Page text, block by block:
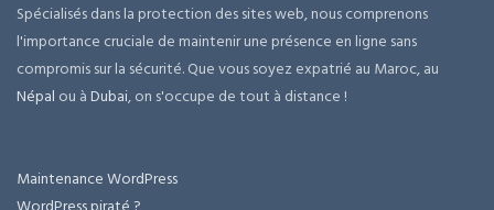
Spécialisés dans la protection des sites web, nous comprenons
l'importance cruciale de maintenir une présence en ligne sans
compromis sur la sécurité. Que vous soyez expatrié au Maroc, au
Népal ou àDubai, on s'occupe de tout à distance !
Maintenance WordPress